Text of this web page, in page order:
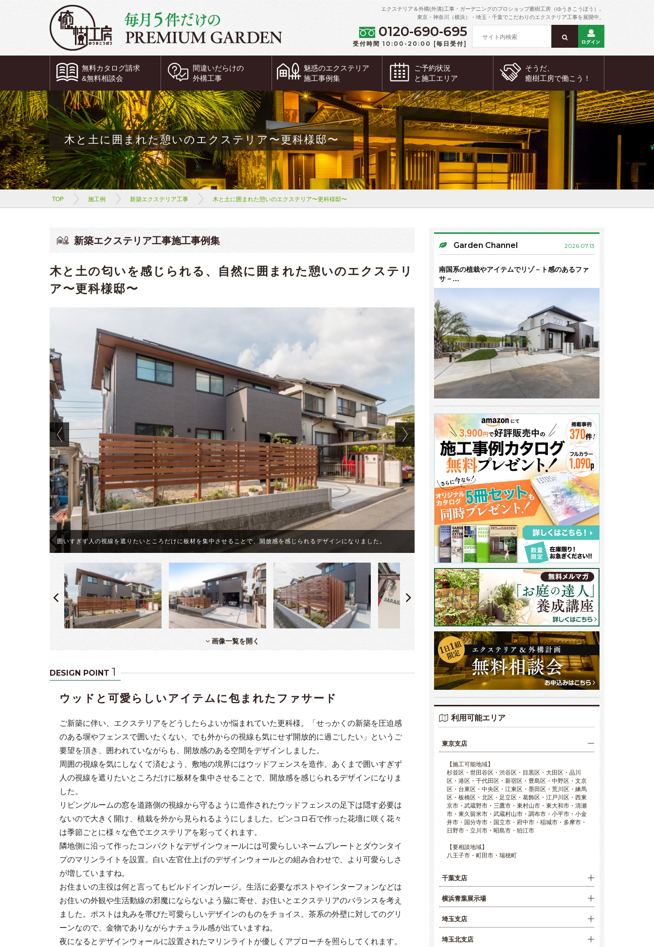
エクステリア＆外構(外溝)工事・ガーデニングのプロショップ癒樹工房（ゆうきこうぼう）。
東京・神奈川（横浜）・埼玉・千葉でこだわりのエクステリア工事を展開中。
0120-690-695
受付時間 10:00-20:00 [毎日受付]
無料カタログ請求
&無料相談会
間違いだらけの
外構工事
魅惑のエクステリア
施工事例集
ご予約状況
と施工エリア
そうだ、
癒樹工房で働こう！
木と土に囲まれた憩いのエクステリア〜更科様邸〜
TOP 施工例 新築エクステリア工事 木と土に囲まれた憩いのエクステリア〜更科様邸〜
新築エクステリア工事施工事例集
木と土の匂いを感じられる、自然に囲まれた憩いのエクステリ
ア〜更科様邸〜
囲いすぎず人の視線を遮りたいところだけに板材を集中させることで、開放感を感じられるデザインになりました。
敷地右側の主役は何と言ってもビルドインガレージ。生活に必要なポストや
の邪魔にならないよう脇に寄せ、お住いと庭のバランスを考えました。
画像一覧を開く
DESIGN POINT 1
ウッドと可愛らしいアイテムに包まれたファサード
ご新築に伴い、エクステリアをどうしたらよいか悩まれていた更科様。「せっかくの新築を圧迫感
のある塀やフェンスで囲いたくない、でも外からの視線も気にせず開放的に過ごしたい」というご
要望を頂き、囲われていながらも、開放感のある空間をデザインしました。
周囲の視線を気にしなくて済むよう、敷地の境界にはウッドフェンスを造作。あくまで囲いすぎず
人の視線を遮りたいところだけに板材を集中させることで、開放感を感じられるデザインになりま
した。
リビングルームの窓を道路側の視線から守るように造作されたウッドフェンスの足下は隠す必要は
ないので大きく開け、植栽を外から見られるようにしました。ピンコロ石で作った花壇に咲く花々
は季節ごとに様々な色でエクステリアを彩ってくれます。
隣地側に沿って作ったコンパクトなデザインウォールには可愛らしいネームプレートとダウンタイ
プのマリンライトを設置。白い左官仕上げのデザインウォールとの組み合わせで、より可愛らしさ
が増していますね。
お住まいの主役は何と言ってもビルドインガレージ。生活に必要なポストやインターフォンなどは
お住いの外観や生活動線の邪魔にならないよう脇に寄せ、お住いとエクステリアのバランスを考え
ました。ポストは丸みを帯びた可愛らしいデザインのものをチョイス。茶系の外壁に対してのグリ
ーンなので、金物でありながらナチュラル感が出ていますね。
夜になるとデザインウォールに設置されたマリンライトが優しくアプローチを照らしてくれます。
Garden Channel 2026.07.13
南国系の植栽やアイテムでリゾ－ト感のあるファ
サ－…
利用可能エリア
東京支店
【施工可能地域】
杉並区・世田谷区・渋谷区・目黒区・大田区・品川
区・港区・千代田区・新宿区・豊島区・中野区・文京
区・台東区・中央区・江東区・墨田区・荒川区・練馬
区・板橋区・北区・足立区・葛飾区・江戸川区・西東
京市・武蔵野市・三鷹市・東村山市・東大和市・清瀬
市・東久留米市・武蔵村山市・調布市・小平市・小金
井市・国分寺市・国立市・府中市・稲城市・多摩市・
日野市・立川市・昭島市・狛江市
【要相談地域】
八王子市・町田市・瑞穂町
千葉支店
横浜青葉展示場
埼玉支店
埼玉北支店